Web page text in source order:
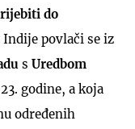
do
povlači se iz
s Uredbom
godine, a koja
određenih